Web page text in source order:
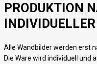
PRODUKTION
Alle Wandbilder werden erst
Die Ware wird individuell und